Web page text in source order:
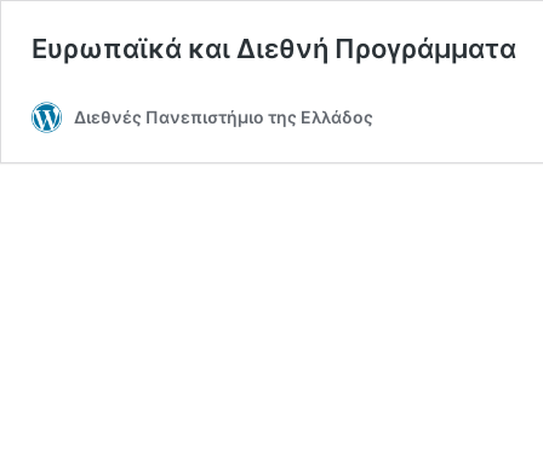
Ευρωπαϊκά και Διεθνή Προγράμματα
Διεθνές Πανεπιστήμιο της Ελλάδος